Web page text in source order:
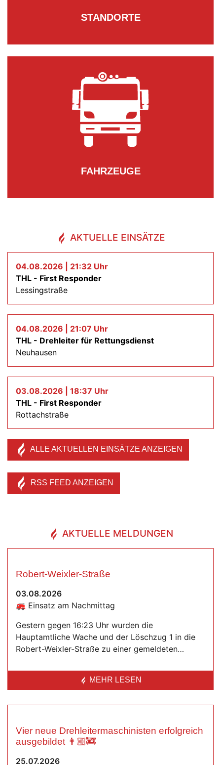
STANDORTE
FAHRZEUGE
AKTUELLE EINSÄTZE
04.08.2026 | 21:32 Uhr
THL - First Responder
Lessingstraße
04.08.2026 | 21:07 Uhr
THL - Drehleiter für Rettungsdienst
Neuhausen
03.08.2026 | 18:37 Uhr
THL - First Responder
Rottachstraße
ALLE AKTUELLEN EINSÄTZE ANZEIGEN
RSS FEED ANZEIGEN
AKTUELLE MELDUNGEN
Robert-Weixler-Straße
03.08.2026
🚒 Einsatz am Nachmittag
Gestern gegen 16:23 Uhr wurden die
Hauptamtliche Wache und der Löschzug 1 in die
Robert-Weixler-Straße zu einer gemeldeten…
MEHR LESEN
Vier neue Drehleitermaschinisten erfolgreich
ausgebildet 👨🏼‍🚒
25.07.2026